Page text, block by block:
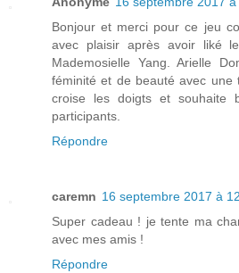
Bonjour et merci pour ce jeu
avec plaisir après avoir liké
Mademosielle Yang. Arielle
féminité et de beauté avec une
croise les doigts et souhaite
participants.
Répondre
caremn 16 septembre 2017 à
Super cadeau ! je tente ma
avec mes amis !
Répondre